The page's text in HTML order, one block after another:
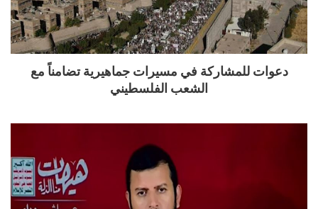
دعوات للمشاركة في مسيرات جماهيرية تضامناً مع
الشعب الفلسطيني